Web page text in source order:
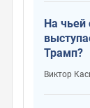
На чьей
Трамп?
Виктор